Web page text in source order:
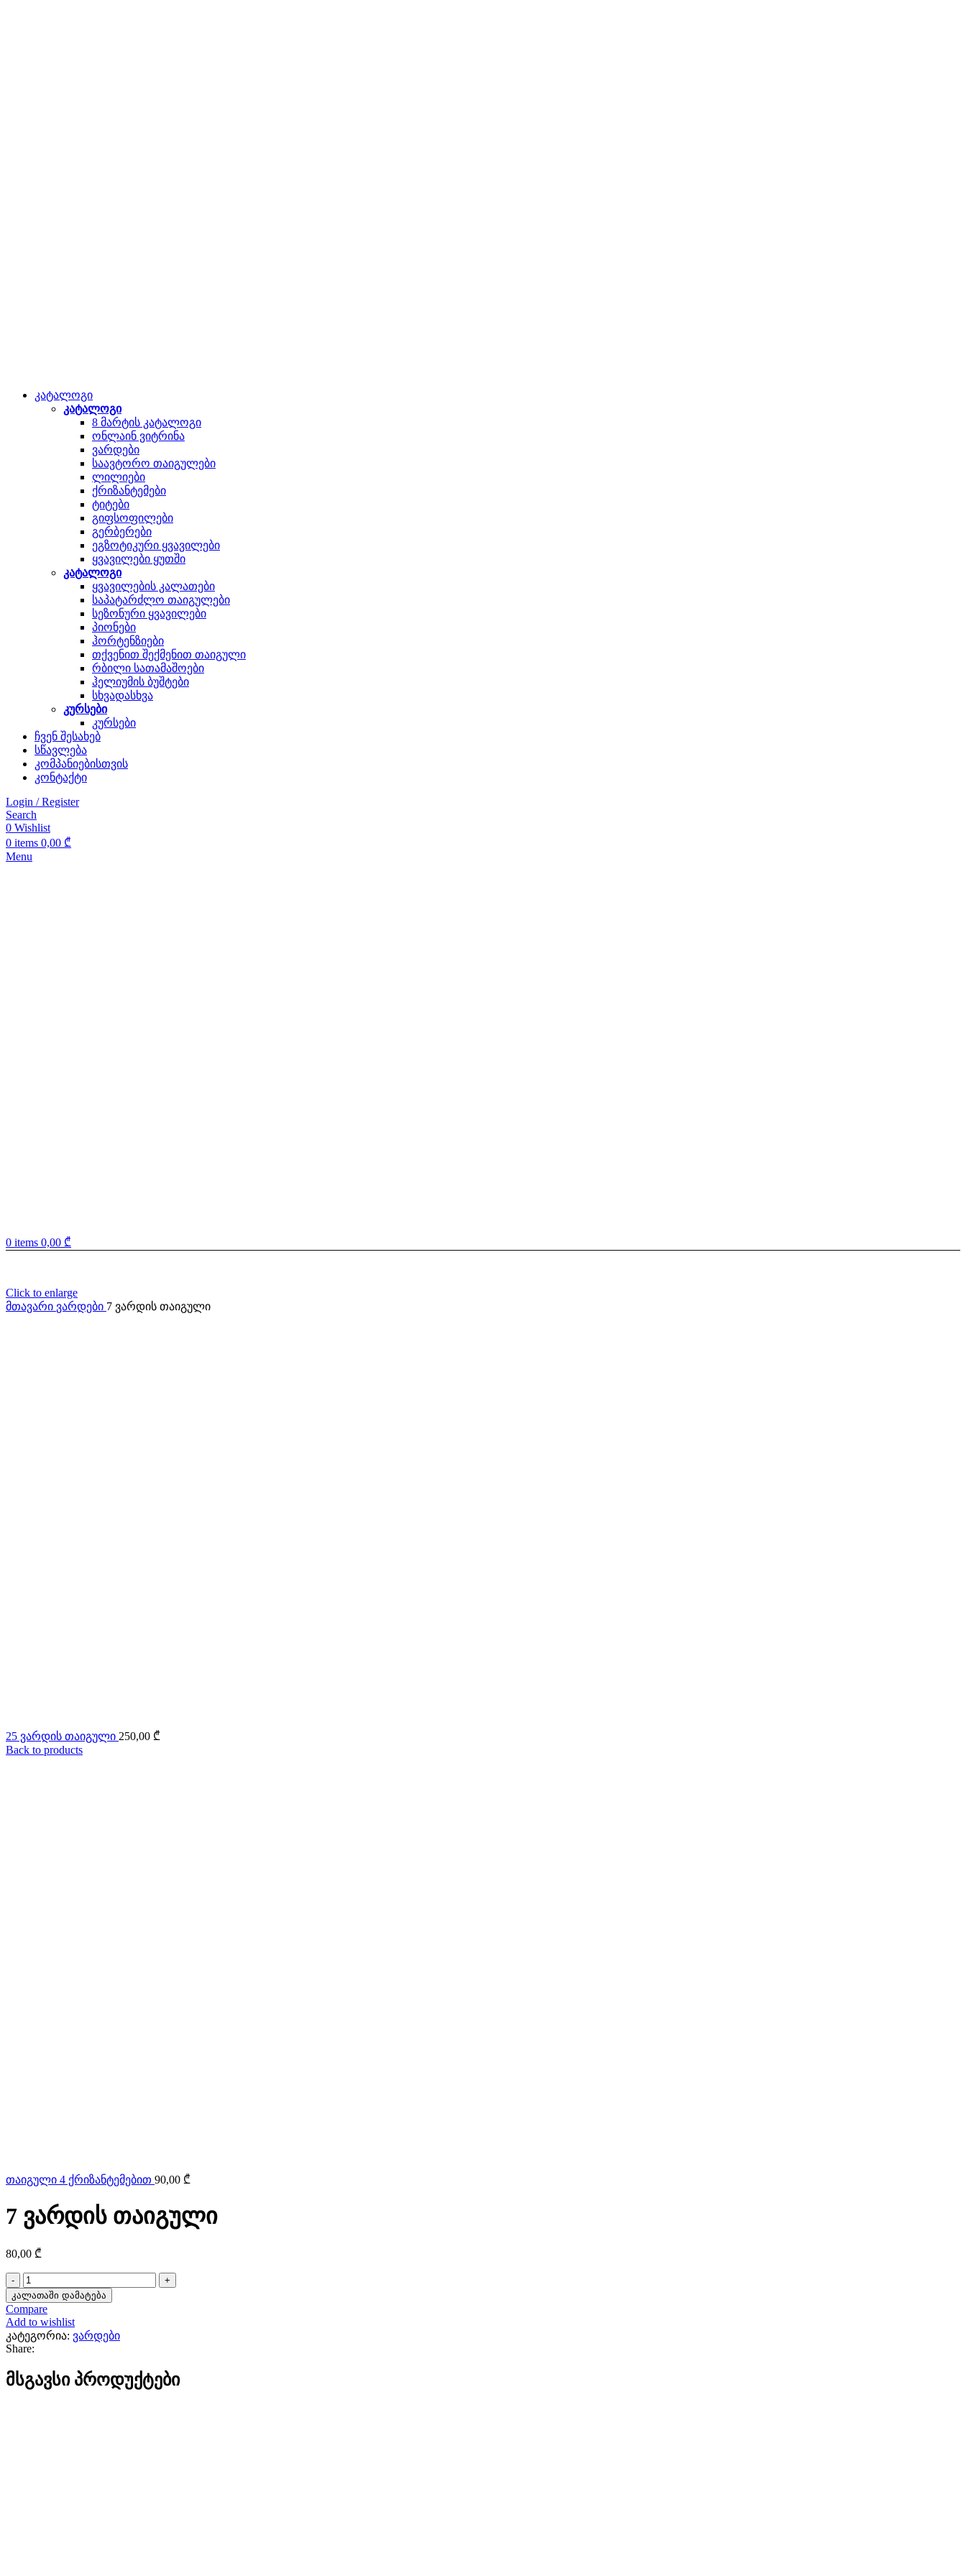
კატალოგი
კატალოგი
8 მარტის კატალოგი
ონლაინ ვიტრინა
ვარდები
საავტორო თაიგულები
ლილიები
ქრიზანტემები
ტიტები
გიფსოფილები
გერბერები
ეგზოტიკური ყვავილები
ყვავილები ყუთში
კატალოგი
ყვავილების კალათები
საპატარძლო თაიგულები
სეზონური ყვავილები
პიონები
ჰორტენზიები
თქვენით შექმენით თაიგული
რბილი სათამაშოები
ჰელიუმის ბუშტები
სხვადასხვა
კურსები
კურსები
ჩვენ შესახებ
სწავლება
კომპანიებისთვის
კონტაქტი
Login / Register
Search
0 Wishlist
0 items 0,00 ₾
Menu
0 items 0,00 ₾
Click to enlarge
მთავარი ვარდები 7 ვარდის თაიგული
25 ვარდის თაიგული 250,00 ₾
Back to products
თაიგული 4 ქრიზანტემებით 90,00 ₾
7 ვარდის თაიგული
80,00 ₾
რაოდენობა:
7
ვარდის
თაიგული
კალათაში დამატება
Compare
Add to wishlist
კატეგორია: ვარდები
Share:
მსგავსი პროდუქტები